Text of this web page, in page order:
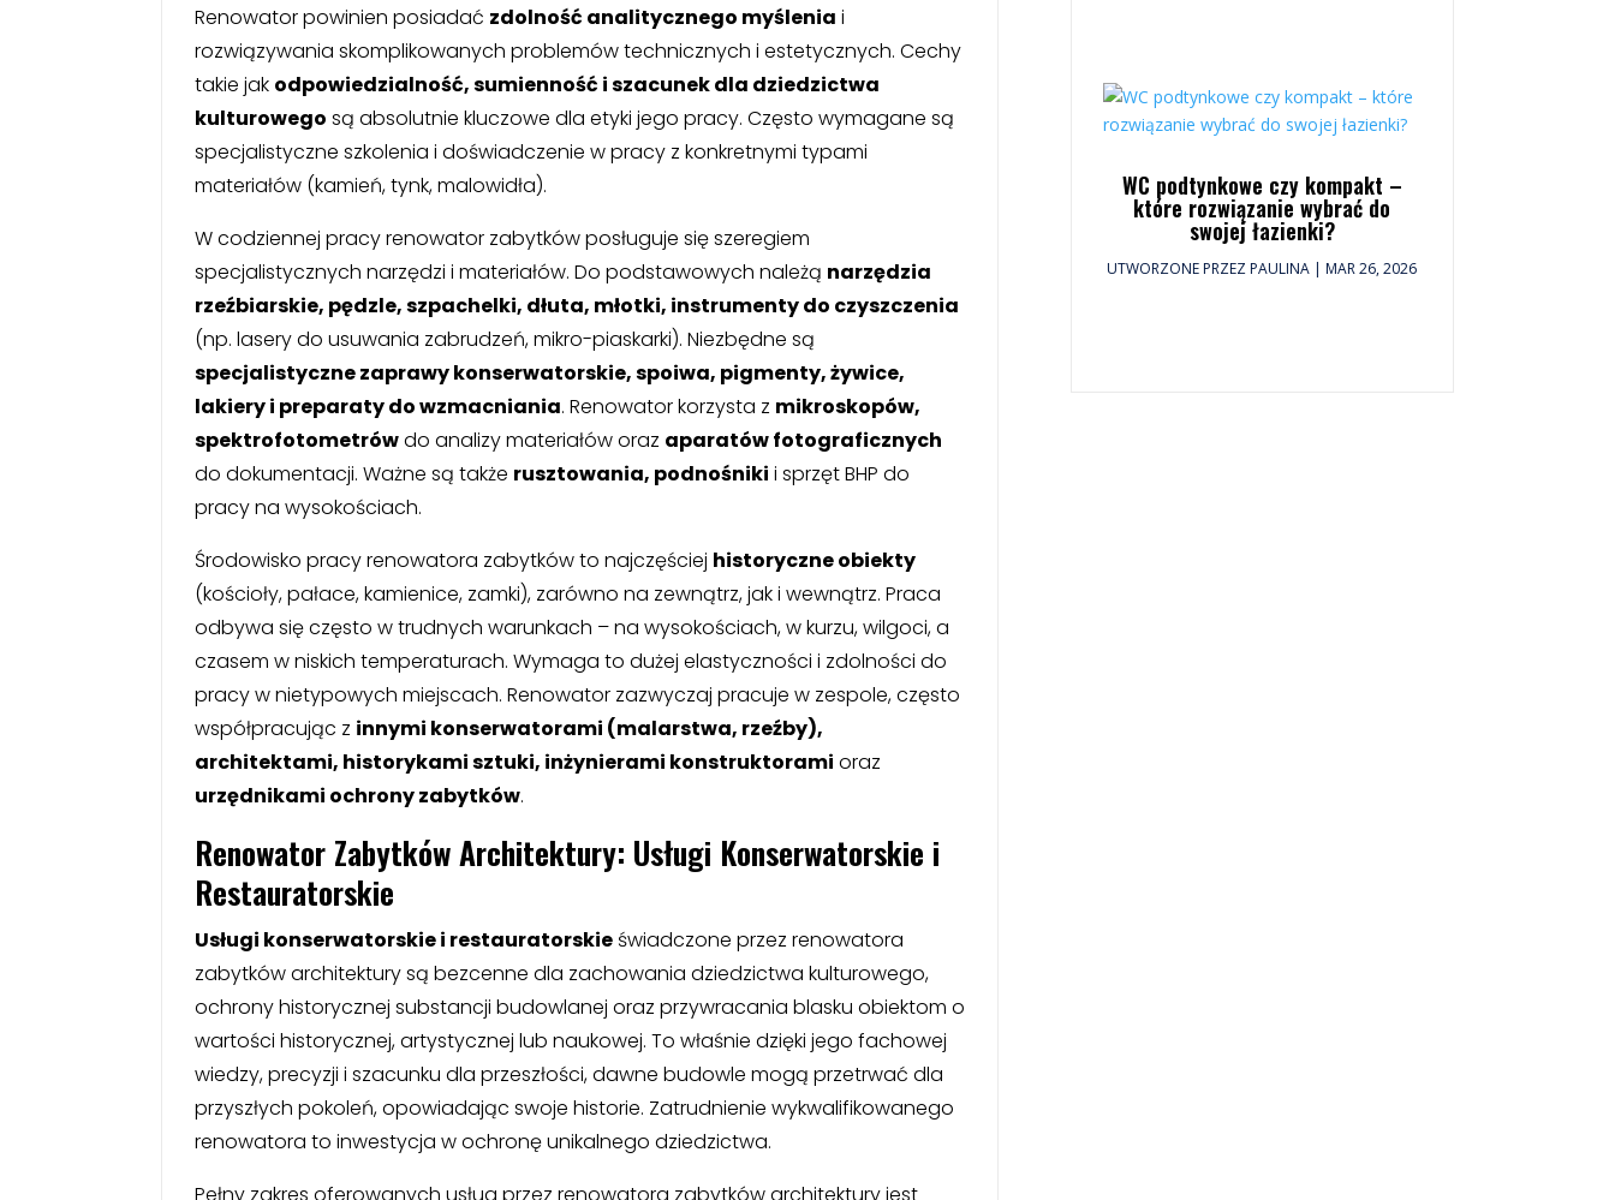
Renowator powinien posiadać zdolność analitycznego myślenia i
rozwiązywania skomplikowanych problemów technicznych i estetycznych. Cechy
takie jak odpowiedzialność, sumienność i szacunek dla dziedzictwa
kulturowego są absolutnie kluczowe dla etyki jego pracy. Często wymagane są
specjalistyczne szkolenia i doświadczenie w pracy z konkretnymi typami
materiałów (kamień, tynk, malowidła).
W codziennej pracy renowator zabytków posługuje się szeregiem
specjalistycznych narzędzi i materiałów. Do podstawowych należą narzędzia
rzeźbiarskie, pędzle, szpachelki, dłuta, młotki, instrumenty do czyszczenia
(np. lasery do usuwania zabrudzeń, mikro-piaskarki). Niezbędne są
specjalistyczne zaprawy konserwatorskie, spoiwa, pigmenty, żywice,
lakiery i preparaty do wzmacniania. Renowator korzysta z mikroskopów,
spektrofotometrówdo analizy materiałów oraz aparatów fotograficznych
do dokumentacji. Ważne są także rusztowania, podnośniki i sprzęt BHP do
pracy na wysokościach.
Środowisko pracy renowatora zabytków to najczęściej historyczne obiekty
(kościoły, pałace, kamienice, zamki), zarówno na zewnątrz, jak i wewnątrz. Praca
odbywa się często w trudnych warunkach – na wysokościach, w kurzu, wilgoci, a
czasem w niskich temperaturach. Wymaga to dużej elastyczności i zdolności do
pracy w nietypowych miejscach. Renowator zazwyczaj pracuje w zespole, często
współpracując z innymi konserwatorami (malarstwa, rzeźby),
architektami, historykami sztuki, inżynierami konstruktorami oraz
urzędnikami ochrony zabytków.
Renowator Zabytków Architektury: Usługi Konserwatorskie i
Restauratorskie
Usługi konserwatorskie i restauratorskie świadczone przez renowatora
zabytków architektury są bezcenne dla zachowania dziedzictwa kulturowego,
ochrony historycznej substancji budowlanej oraz przywracania blasku obiektom o
wartości historycznej, artystycznej lub naukowej. To właśnie dzięki jego fachowej
wiedzy, precyzji i szacunku dla przeszłości, dawne budowle mogą przetrwać dla
przyszłych pokoleń, opowiadając swoje historie. Zatrudnienie wykwalifikowanego
renowatora to inwestycja w ochronę unikalnego dziedzictwa.
WC podtynkowe czy kompakt –
które rozwiązanie wybrać do
swojej łazienki?
UTWORZONE PRZEZPAULINA |MAR 26, 2026